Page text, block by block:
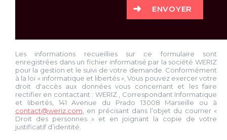
ENVOYER
Les informations recueillies sur ce formulaire sont
enregistrées dans un fichier informatisé par la société WERIZ
pour la gestion et le suivi de votre demande. Conformément
à la loi « informatique et libertés », Vous pouvez exercer votre
droit d'accès aux données vous concernant et les faire
rectifier en contactant : WERIZ
, Correspondant Informatique
et libertés, 141 Avenue du Prado 13008 Marseille ou à
contact@weriz.com , en précisant dans l’objet du courrier «
Droit des personnes » et en joignant la copie de votre
justificatif d’identité.